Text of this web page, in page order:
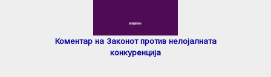
Коментар на Законот против нелојалната
конкуренција